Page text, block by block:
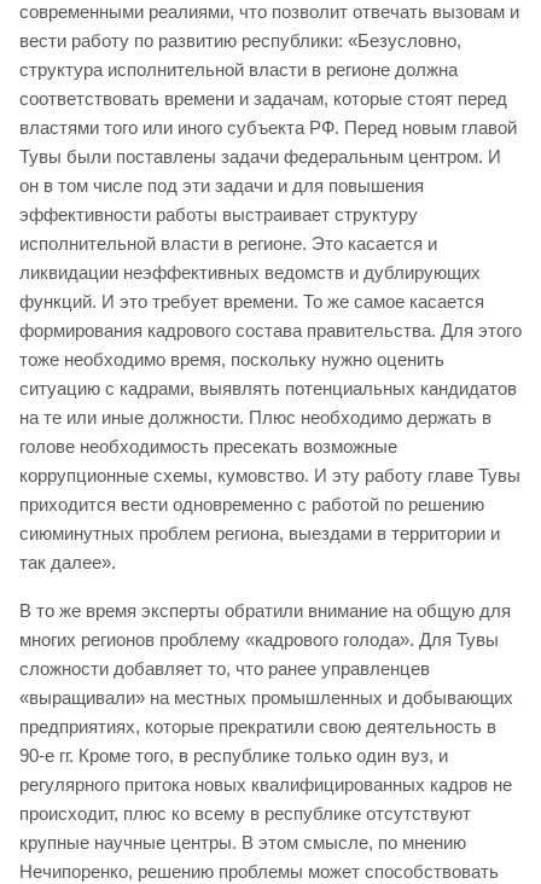
современными реалиями, что позволит отвечать вызовам и
вести работу по развитию республики: «Безусловно,
структура исполнительной власти в регионе должна
соответствовать времени и задачам, которые стоят перед
властями того или иного субъекта РФ. Перед новым главой
Тувы были поставлены задачи федеральным центром. И
он в том числе под эти задачи и для повышения
эффективности работы выстраивает структуру
исполнительной власти в регионе. Это касается и
ликвидации неэффективных ведомств и дублирующих
функций. И это требует времени. То же самое касается
формирования кадрового состава правительства. Для этого
тоже необходимо время, поскольку нужно оценить
ситуацию с кадрами, выявлять потенциальных кандидатов
на те или иные должности. Плюс необходимо держать в
голове необходимость пресекать возможные
коррупционные схемы, кумовство. И эту работу главе Тувы
приходится вести одновременно с работой по решению
сиюминутных проблем региона, выездами в территории и
так далее».
В то же время эксперты обратили внимание на общую для
многих регионов проблему «кадрового голода». Для Тувы
сложности добавляет то, что ранее управленцев
«выращивали» на местных промышленных и добывающих
предприятиях, которые прекратили свою деятельность в
90-е гг. Кроме того, в республике только один вуз, и
регулярного притока новых квалифицированных кадров не
происходит, плюс ко всему в республике отсутствуют
крупные научные центры. В этом смысле, по мнению
Нечипоренко, решению проблемы может способствовать